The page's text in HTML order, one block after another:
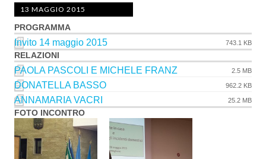
13 MAGGIO 2015
PROGRAMMA
Invito 14 maggio 2015 743.1 KB
RELAZIONI
PAOLA PASCOLI E MICHELE FRANZ 2.5 MB
DONATELLA BASSO 962.2 KB
ANNAMARIA VACRI 25.2 MB
FOTO INCONTRO